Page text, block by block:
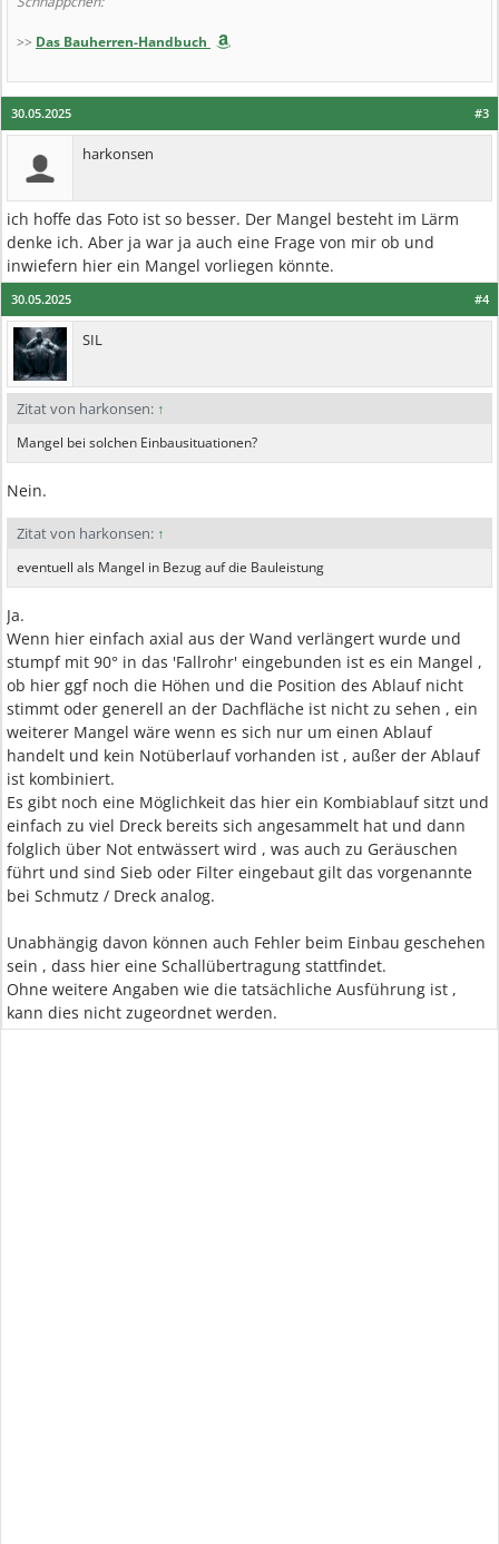
>> Das Bauherren-Handbuch
#3
30.05.2025
harkonsen
ich hoffe das Foto ist so besser. Der Mangel besteht im Lärm
denke ich. Aber ja war ja auch eine Frage von mir ob und
inwiefern hier ein Mangel vorliegen könnte.
#4
30.05.2025
SIL
Zitat von harkonsen: ↑
Mangel bei solchen Einbausituationen?
Nein.
Zitat von harkonsen: ↑
eventuell als Mangel in Bezug auf die Bauleistung
Ja.
Wenn hier einfach axial aus der Wand verlängert wurde und
stumpf mit 90° in das 'Fallrohr' eingebunden ist es ein Mangel ,
ob hier ggf noch die Höhen und die Position des Ablauf nicht
stimmt oder generell an der Dachfläche ist nicht zu sehen , ein
weiterer Mangel wäre wenn es sich nur um einen Ablauf
handelt und kein Notüberlauf vorhanden ist , außer der Ablauf
ist kombiniert.
Es gibt noch eine Möglichkeit das hier ein Kombiablauf sitzt und
einfach zu viel Dreck bereits sich angesammelt hat und dann
folglich über Not entwässert wird , was auch zu Geräuschen
führt und sind Sieb oder Filter eingebaut gilt das vorgenannte
bei Schmutz / Dreck analog.
Unabhängig davon können auch Fehler beim Einbau geschehen
sein , dass hier eine Schallübertragung stattfindet.
Ohne weitere Angaben wie die tatsächliche Ausführung ist ,
kann dies nicht zugeordnet werden.